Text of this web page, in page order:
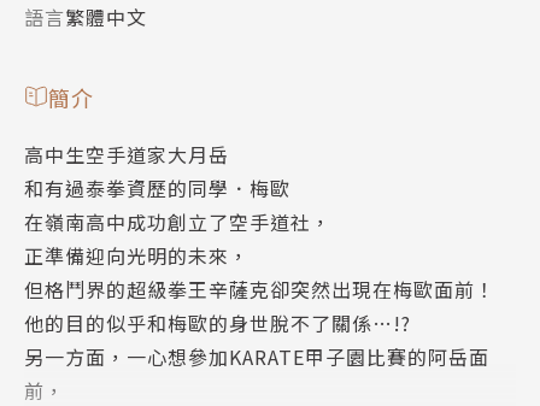
語言繁體中文
簡介
高中生空手道家大月岳
和有過泰拳資歷的同學．梅歐
在嶺南高中成功創立了空手道社，
正準備迎向光明的未來，
但格鬥界的超級拳王辛薩克卻突然出現在梅歐面前！
他的目的似乎和梅歐的身世脫不了關係…!?
另一方面，一心想參加KARATE甲子園比賽的阿岳面
前，